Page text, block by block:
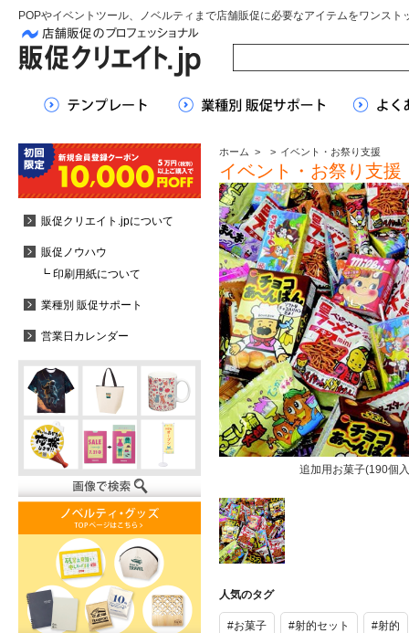
POPやイベントツール、ノベルティまで店舗販促に必要なアイテムをワンスト
ホーム > > イベント・お祭り支援
イベント・お祭り支援
追加用お菓子(190個
(190個入)
人気のタグ
#お菓子 #射的セット #射的
販促クリエイト.jpについて
販促ノウハウ
┗ 印刷用紙について
業種別 販促サポート
営業日カレンダー